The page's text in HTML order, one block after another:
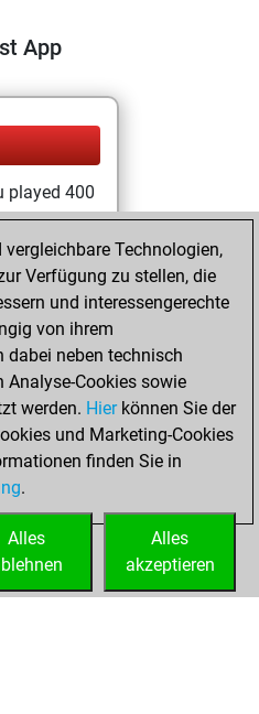
App
played 400
Play
scored
-238 in
are ranked
blitz games
2026
account
Technologien,
Verfügung zu stellen, die
und interessengerechte
von ihrem
dabei neben technisch
Analyse-Cookies sowie
werden. Hierkönnen Sie der
und Marketing-Cookies
finden Sie in
.
Alles
akzeptieren
Alles